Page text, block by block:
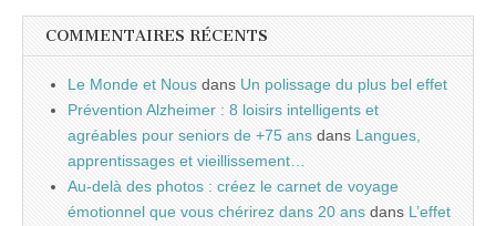
COMMENTAIRES RÉCENTS
Le Monde et Nous dans Un polissage du plus bel effet
Prévention Alzheimer : 8 loisirs intelligents et
agréables pour seniors de +75 ans dans Langues,
apprentissages et vieillissement…
Au-delà des photos : créez le carnet de voyage
émotionnel que vous chérirez dans 20 ans dans L’effet